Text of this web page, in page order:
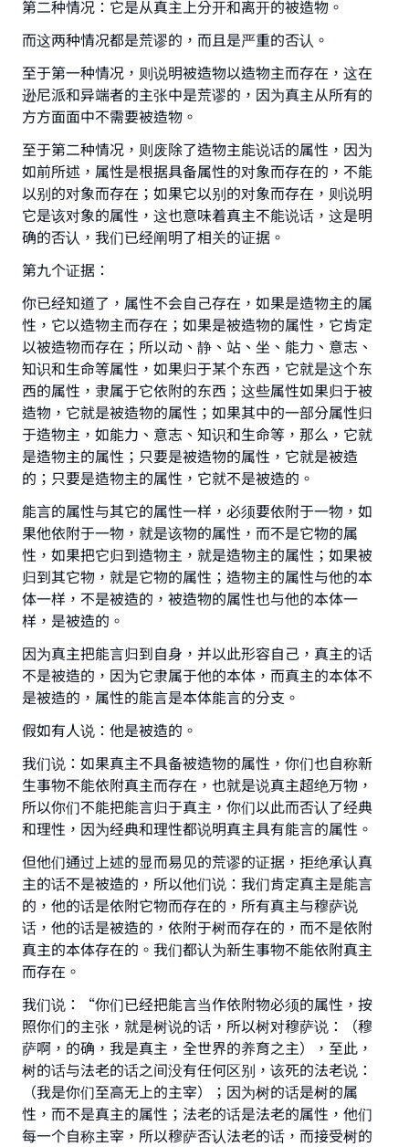
第二种情况：它是从真主上分开和离开的被造物。
而这两种情况都是荒谬的，而且是严重的否认。
至于第一种情况，则说明被造物以造物主而存在，这在
逊尼派和异端者的主张中是荒谬的，因为真主从所有的
方方面面中不需要被造物。
至于第二种情况，则废除了造物主能说话的属性，因为
如前所述，属性是根据具备属性的对象而存在的，不能
以别的对象而存在；如果它以别的对象而存在，则说明
它是该对象的属性，这也意味着真主不能说话，这是明
确的否认，我们已经阐明了相关的证据。
第九个证据：
你已经知道了，属性不会自己存在，如果是造物主的属
性，它以造物主而存在；如果是被造物的属性，它肯定
以被造物而存在；所以动、静、站、坐、能力、意志、
知识和生命等属性，如果归于某个东西，它就是这个东
西的属性，隶属于它依附的东西；这些属性如果归于被
造物，它就是被造物的属性；如果其中的一部分属性归
于造物主，如能力、意志、知识和生命等，那么，它就
是造物主的属性；只要是被造物的属性，它就是被造
的；只要是造物主的属性，它就不是被造的。
能言的属性与其它的属性一样，必须要依附于一物，如
果他依附于一物，就是该物的属性，而不是它物的属
性，如果把它归到造物主，就是造物主的属性；如果被
归到其它物，就是它物的属性；造物主的属性与他的本
体一样，不是被造的，被造物的属性也与他的本体一
样，是被造的。
因为真主把能言归到自身，并以此形容自己，真主的话
不是被造的，因为它隶属于他的本体，而真主的本体不
是被造的，属性的能言是本体能言的分支。
假如有人说：他是被造的。
我们说：如果真主不具备被造物的属性，你们也自称新
生事物不能依附真主而存在，也就是说真主超绝万物，
所以你们不能把能言归于真主，你们以此而否认了经典
和理性，因为经典和理性都说明真主具有能言的属性。
但他们通过上述的显而易见的荒谬的证据，拒绝承认真
主的话不是被造的，所以他们说：我们肯定真主是能言
的，他的话是依附它物而存在的，所有真主与穆萨说
话，他的话是被造的，依附于树而存在的，而不是依附
真主的本体存在的。我们都认为新生事物不能依附真主
而存在。
我们说：“你们已经把能言当作依附物必须的属性，按
照你们的主张，就是树说的话，所以树对穆萨说：（穆
萨啊，的确，我是真主，全世界的养育之主），至此，
树的话与法老的话之间没有任何区别，该死的法老说：
（我是你们至高无上的主宰）；因为树的话是树的属
性，而不是真主的属性；法老的话是法老的属性，他们
每一个自称主宰，所以穆萨否认法老的话，而接受树的